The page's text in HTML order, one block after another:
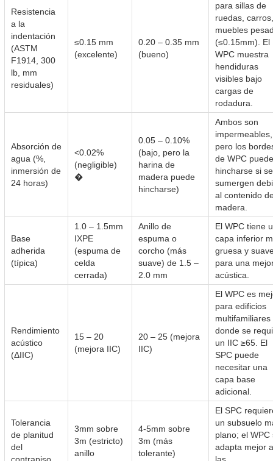
Resistencia
a la
indentación
(ASTM
F1914, 300
lb, mm
residuales)
≤0.15 mm
(excelente)
0.20 – 0.35 mm
(bueno)
para sillas de
ruedas, carros,
muebles
(≤0.15mm). El
WPC muestra
hendiduras
visibles bajo
cargas de
rodadura.
Absorción de
agua (%,
inmersión de
24 horas)
<0.02%
(negligible)
�
0.05 – 0.10%
(bajo, pero la
harina de
madera puede
hincharse)
Ambos son
impermeables,
pero los
de WPC
hincharse si se
sumergen
al contenido
madera.
Base
adherida
(típica)
1.0 – 1.5mm
IXPE
(espuma de
celda
cerrada)
Anillo de
espuma o
corcho (más
suave) de 1.5 –
2.0 mm
El WPC tiene
capa inferior
gruesa y
para una
acústica.
Rendimiento
acústico
(ΔIIC)
15 – 20
(mejora IIC)
20 – 25 (mejora
IIC)
El WPC es
para edificios
multifamiliares
donde se
un IIC ≥65. El
SPC puede
necesitar una
capa base
adicional.
Tolerancia
de planitud
del
3mm sobre
3m (estricto)
anillo
4-5mm sobre
3m (más
tolerante)
El SPC
un subsuelo
plano; el WPC
adapta mejor a